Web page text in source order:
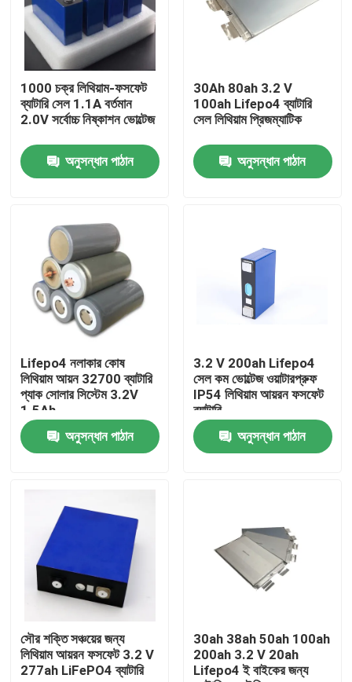
পণ্য
আমাদের সম্পর্কে
কারখানা ভ্রমণ
মান নিয়ন্ত্রণ
উদ্ধৃতির জন্য আবেদন
LiFePO4 ব্যাটারি সেল
3.2v Lifepo4 ব্যাটারি
12V lifepo4 ব্যাটারি
1000 চক্র লিথিয়াম-ফসফেট
ব্যাটারি সেল 1.1A বর্তমান
2.0V সর্বোচ্চ নিষ্কাশন ভোল্টেজ
অনুসন্ধান পাঠান
30Ah 80ah 3.2 V
100ah Lifepo4 ব্যাটারি
সেল লিথিয়াম প্রিজম্যাটিক
অনুসন্ধান পাঠান
Lifepo4 নলাকার কোষ
লিথিয়াম আয়ন 32700 ব্যাটারি
প্যাক সোলার সিস্টেম 3.2V
1.5Ah
অনুসন্ধান পাঠান
3.2 V 200ah Lifepo4
সেল কম ভোল্টেজ ওয়াটারপ্রুফ
IP54 লিথিয়াম আয়রন ফসফেট
ব্যাটারি
অনুসন্ধান পাঠান
সৌর শক্তি সঞ্চয়ের জন্য
লিথিয়াম আয়রন ফসফেট 3.2 V
277ah LiFePO4 ব্যাটারি
30ah 38ah 50ah 100ah
200ah 3.2 V 20ah
Lifepo4 ই বাইকের জন্য